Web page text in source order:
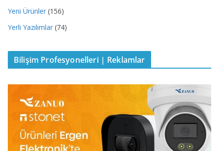
Yeni Ürünler (156)
Yerli Yazılımlar (74)
Bilişim Profesyonelleri | Reklamlar